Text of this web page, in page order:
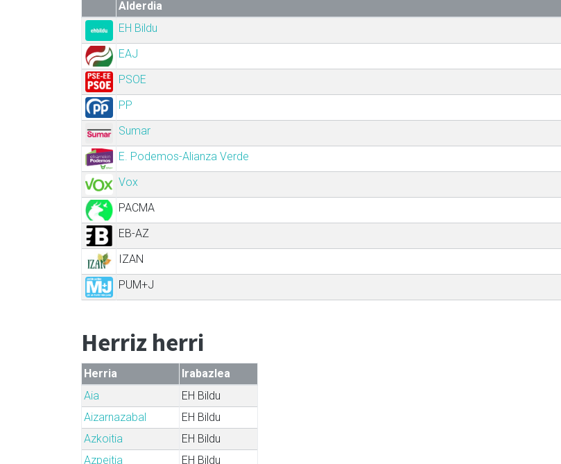
Alderdia
EH Bildu
EAJ
PSOE
PP
Sumar
E. Podemos-Alianza Verde
Vox
PACMA
EB-AZ
IZAN
PUM+J
Herriz herri
Herria
Irabazlea
Aia
EH Bildu
Aizarnazabal
EH Bildu
Azkoitia
EH Bildu
Azpeitia
EH Bildu